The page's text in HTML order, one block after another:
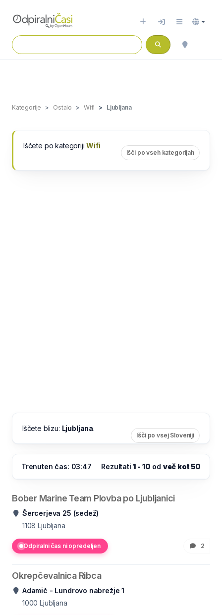
Kategorije Ostalo Wifi Ljubljana
Iščete po kategorijiWifi
Išči po vseh kategorijah
Iščete blizu: Ljubljana.
Išči po vsej Sloveniji
Trenuten čas: 03:47 Rezultati1 - 10 od več kot 50
Bober Marine Team Plovba po Ljubljanici
Šercerjeva 25 (sedež)
1108 Ljubljana
Odpiralni čas ni opredeljen 2
Okrepčevalnica Ribca
Adamič - Lundrovo nabrežje 1
1000 Ljubljana